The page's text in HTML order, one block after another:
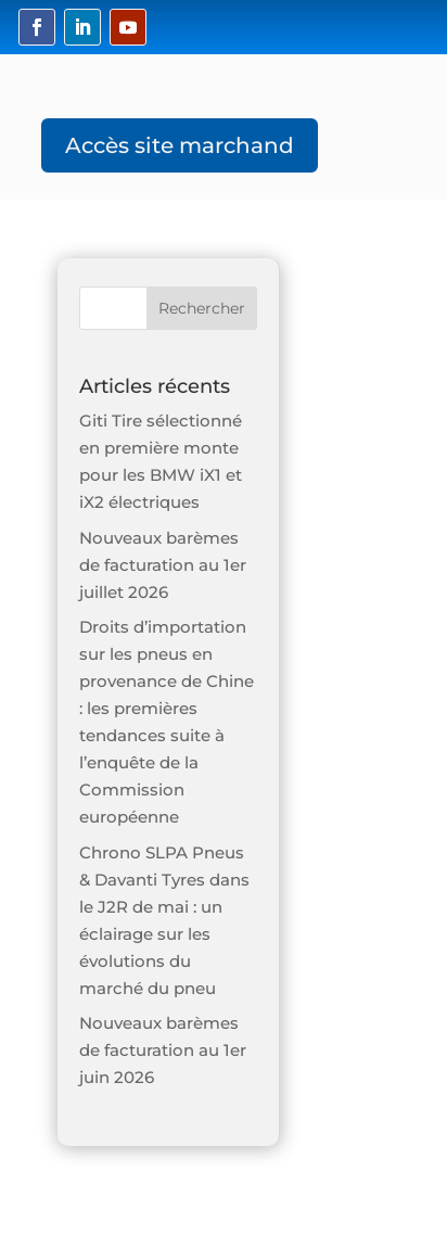
Accès site marchand
Articles récents
Giti Tire sélectionné
en première monte
pour les BMW iX1 et
iX2 électriques
Nouveaux barèmes
de facturation au 1er
juillet 2026
Droits d’importation
sur les pneus en
provenance de Chine
: les premières
tendances suite à
l’enquête de la
Commission
européenne
Chrono SLPA Pneus
& Davanti Tyres dans
le J2R de mai : un
éclairage sur les
évolutions du
marché du pneu
Nouveaux barèmes
de facturation au 1er
juin 2026